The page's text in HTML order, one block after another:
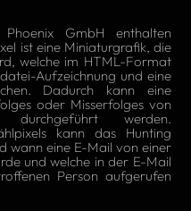
GmbH enthalten
ist eine Miniaturgrafik, die
welche im HTML-Format
Aufzeichnung und eine
Dadurch kann eine
oder Misserfolges von
durchgeführt werden.
kann das Hunting
wann eine E-Mail von einer
und welche in der E-Mail
Person aufgerufen